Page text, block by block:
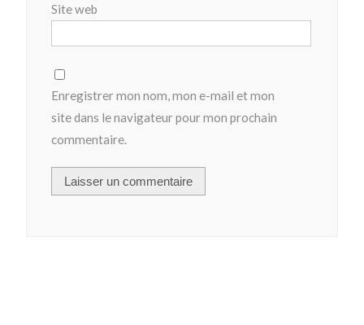
Site web
Enregistrer mon nom, mon e-mail et mon
site dans le navigateur pour mon prochain
commentaire.